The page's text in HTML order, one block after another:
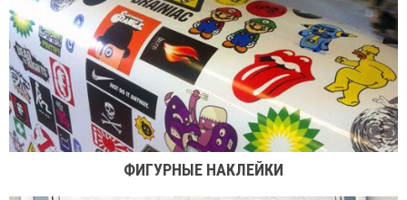
ФИГУРНЫЕ НАКЛЕЙКИ